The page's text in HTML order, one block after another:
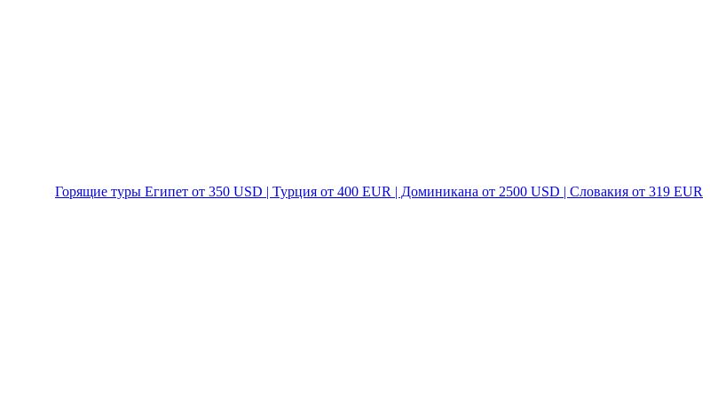
Горящие туры Египет от 350 USD | Турция от 400 EUR | Доминикана от 2500 USD | Словакия от 319 EUR